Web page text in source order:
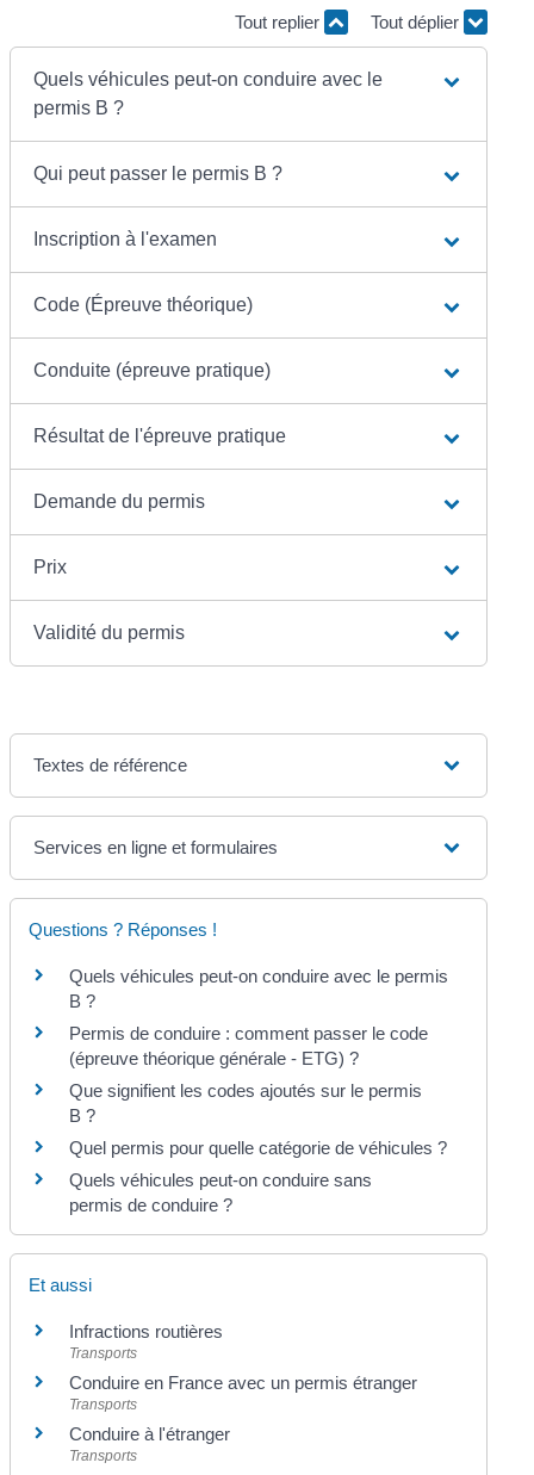
Tout replier Tout déplier
Quels véhicules peut-on conduire avec le
permis B ?
Qui peut passer le permis B ?
Inscription à l'examen
Code (Épreuve théorique)
Conduite (épreuve pratique)
Résultat de l'épreuve pratique
Demande du permis
Prix
Validité du permis
Textes de référence
Services en ligne et formulaires
Questions ? Réponses !
Quels véhicules peut-on conduire avec le permis
B ?
Permis de conduire : comment passer le code
(épreuve théorique générale - ETG) ?
Que signifient les codes ajoutés sur le permis
B ?
Quel permis pour quelle catégorie de véhicules ?
Quels véhicules peut-on conduire sans
permis de conduire ?
Et aussi
Infractions routières
Transports
Conduire en France avec un permis étranger
Transports
Conduire à l'étranger
Transports